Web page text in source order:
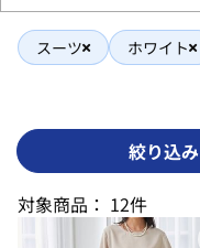
スーツ ホワイト
絞り込み
対象商品： 12件